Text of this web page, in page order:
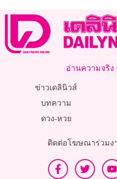
อ่านความจริง
ข่าวเดลินิวส์
บทความ
ดวง-หวย
ติดต่อโฆษณาร่วมง